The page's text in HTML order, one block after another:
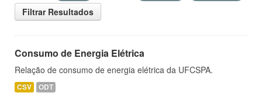
Filtrar Resultados
Consumo de Energia Elétrica
Relação de consumo de energia elétrica da UFCSPA.
CSV ODT